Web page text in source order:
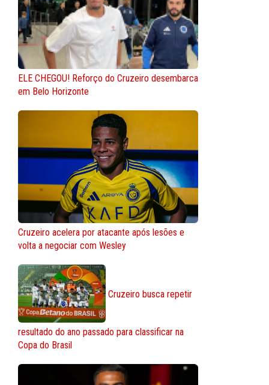
ELE CHEGOU! Reforço do Cruzeiro desembarca
em Belo Horizonte
Cruzeiro acelera por atacante após lesões e
volta a negociar com Wesley
Cruzeiro busca repetir
resultado do ano passado para classificar na
Copa do Brasil